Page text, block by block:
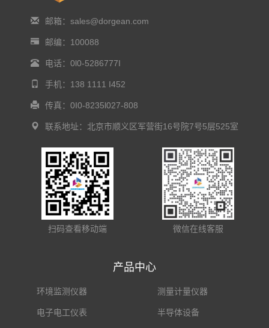
邮箱：sales@dorgean.com
邮编：100088
电话：0l0-5286777I
手机：138 1111 I452
传真：0I0-8235l027-808
联系地址：北京市顺义区军营街16号院7号5层525室
扫码查看移动端 微信在线客服
产品中心
环境监测仪器 测量计量仪器
电子电工仪表 半导体设备